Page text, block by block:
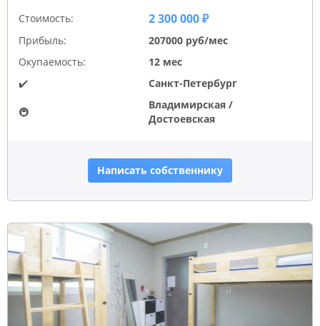
Стоимость: 2 300 000 ₽
Прибыль:
207000 руб/мес
Окупаемость:
12 мес
✔️
Санкт-Петербург
🚇
Владимирская /
Достоевская
Написать собственнику